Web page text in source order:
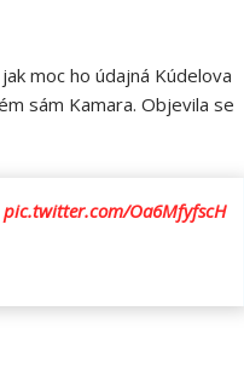
moc ho údajná Kúdelova
sám Kamara. Objevila se
pic.twitter.com/Oa6MfyfscH